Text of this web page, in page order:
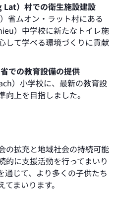
）村での衛生施設建設
省ムオン・ラット村にある
）中学校に新たなトイレ施
して学べる環境づくりに貢献
での教育設備の提供
）小学校に、最新の教育設
上を目指しました。
の拡充と地域社会の持続可能
的に支援活動を行ってまいり
通じて、より多くの子供たち
まいります。